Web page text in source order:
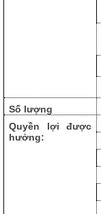
Số lượng
Quyền lợi được
hưởng: